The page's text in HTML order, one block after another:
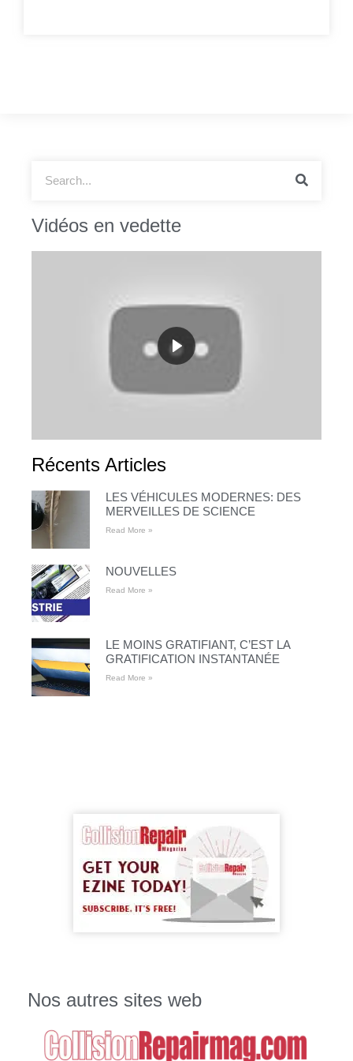
Vidéos en vedette
Récents Articles
LES VÉHICULES MODERNES: DES
MERVEILLES DE SCIENCE
Read More »
NOUVELLES
Read More »
LE MOINS GRATIFIANT, C’EST LA
GRATIFICATION INSTANTANÉE
Read More »
Nos autres sites web